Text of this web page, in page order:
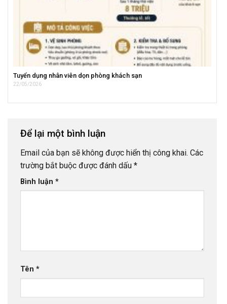
Tuyển dụng nhân viên dọn phòng khách sạn
22/05/2026
Để lại một bình luận
Email của bạn sẽ không được hiển thị công khai. Các
trường bắt buộc được đánh dấu *
Bình luận *
Tên *